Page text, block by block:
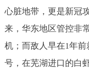
心脏地带，更是新冠
来，华东地区管控非
机；而敌人早在1年前
号，在芜湖进口的白